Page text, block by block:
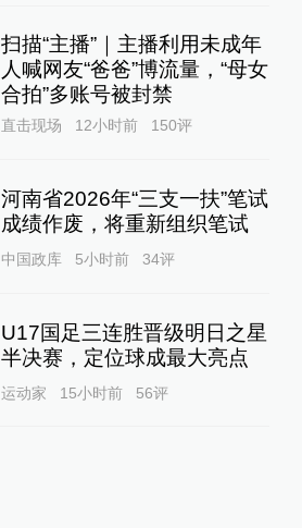
扫描“主播”｜主播利用未成年
人喊网友“爸爸”博流量，“母女
合拍”多账号被封禁
直击现场 12小时前 150评
河南省2026年“三支一扶”笔试
成绩作废，将重新组织笔试
中国政库 5小时前 34评
U17国足三连胜晋级明日之星
半决赛，定位球成最大亮点
运动家 15小时前 56评